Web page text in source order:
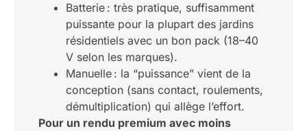
Batterie : très pratique, suffisamment
puissante pour la plupart des jardins
résidentiels avec un bon pack (18–40
V selon les marques).
Manuelle : la “puissance” vient de la
conception (sans contact, roulements,
démultiplication) qui allège l’effort.
Pour un rendu premium avec moins